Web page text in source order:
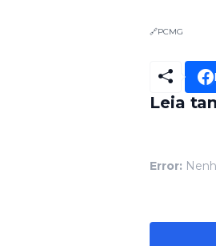
🔗PCMG
Leia
Error: